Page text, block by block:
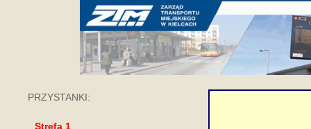
PRZYSTANKI:
Strefa 1